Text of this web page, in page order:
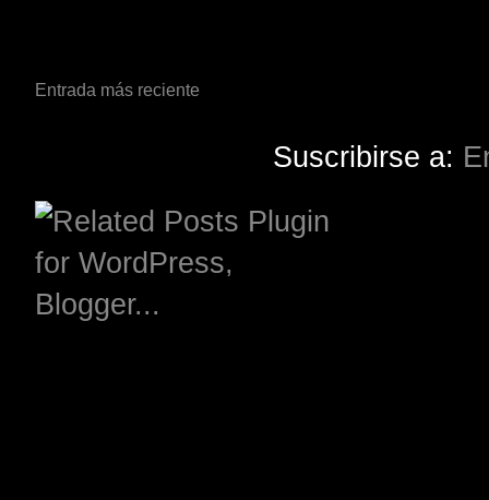
Entrada más reciente
Suscribirse a: